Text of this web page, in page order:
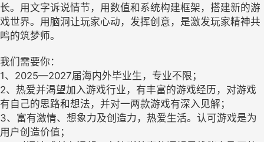
长。用文字诉说情节，用数值和系统构建框架，搭建新的游
戏世界。用脑洞让玩家心动，发挥创意，是激发玩家精神共
鸣的筑梦师。
我们需要你：
1、2025—2027届海内外毕业生，专业不限；
2、热爱并渴望加入游戏行业，有丰富的游戏经历，对游戏
有自己的思路和想法，并对一两款游戏有深入见解；
3、富有激情、想象力及创造力，热爱生活。认可游戏是为
用户创造价值；